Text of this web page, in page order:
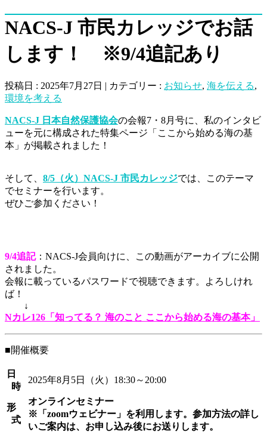
NACS-J 市民カレッジでお話
します！ ※9/4追記あり
投稿日 : 2025年7月27日 | カテゴリー : お知らせ, 海を伝える,
環境を考える
NACS-J 日本自然保護協会の会報7・8月号に、私のインタビ
ューを元に構成された特集ページ「ここから始める海の基
本」が掲載されました！
そして、 8/5（火）NACS-J 市民カレッジでは、このテーマ
でセミナーを行います。
ぜひご参加ください！
9/4追記：NACS-J会員向けに、この動画がアーカイブに公開
されました。
会報に載っているパスワードで視聴できます。よろしけれ
ば！
↓
Nカレ126「知ってる？ 海のこと ここから始める海の基本」
■開催概要
日
時
2025年8月5日（火）18:30～20:00
形
式
オンラインセミナー
※「zoomウェビナー」を利用します。参加方法の詳し
いご案内は、お申し込み後にお送りします。